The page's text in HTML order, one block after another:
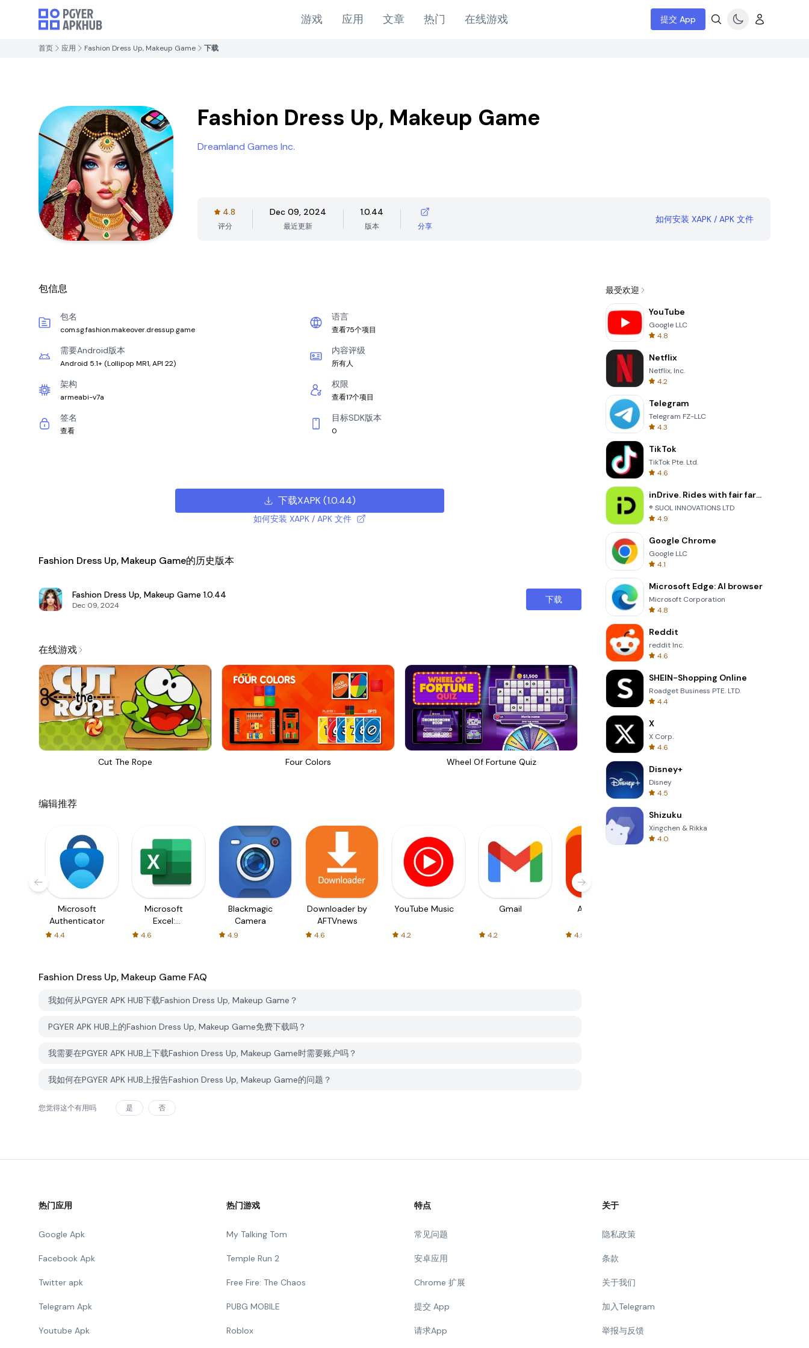
游戏 应用 文章 热门 在线游戏 提交 App
首页 应用 Fashion Dress Up, Makeup Game 下载
Fashion Dress Up, Makeup Game
Dreamland Games Inc.
4.8
评分
Dec 09, 2024
最近更新
1.0.44
版本 分享
如何安装 XAPK / APK 文件
包信息
包名
com.sg.fashion.makeover.dressup.game
语言
查看75个项目
需要Android版本
Android 5.1+ (Lollipop MR1, API 22)
内容评级
所有人
架构
armeabi-v7a
权限
查看17个项目
签名
查看
目标SDK版本
0
下载XAPK(1.0.44)
如何安装 XAPK / APK 文件
Fashion Dress Up, Makeup Game的历史版本
Fashion Dress Up, Makeup Game 1.0.44
Dec 09, 2024
下载
在线游戏
Cut The Rope Four Colors Wheel Of Fortune Quiz
编辑推荐
Microsoft
Authenticator
4.4
Microsoft
Excel:
Spreadsheets
4.6
Blackmagic
Camera
4.9
Downloader by
AFTVnews
4.6
YouTube Music
4.2
Gmail
4.2
AliExpress
4.5
Fashion Dress Up, Makeup Game FAQ
我如何从PGYER APK HUB下载Fashion Dress Up, Makeup Game？
PGYER APK HUB上的Fashion Dress Up, Makeup Game免费下载吗？
我需要在PGYER APK HUB上下载Fashion Dress Up, Makeup Game时需要账户吗？
我如何在PGYER APK HUB上报告Fashion Dress Up, Makeup Game的问题？
您觉得这个有用吗 是 否
最受欢迎
YouTube
Google LLC
4.8
Netflix
Netflix, Inc.
4.2
Telegram
Telegram FZ-LLC
4.3
TikTok
TikTok Pte. Ltd.
4.6
inDrive. Rides with fair fares
® SUOL INNOVATIONS LTD
4.9
Google Chrome
Google LLC
4.1
Microsoft Edge: AI browser
Microsoft Corporation
4.8
Reddit
reddit Inc.
4.6
SHEIN-Shopping Online
Roadget Business PTE. LTD.
4.4
X
X Corp.
4.6
Disney+
Disney
4.5
Shizuku
Xingchen & Rikka
4.0
热门应用
Google Apk
Facebook Apk
Twitter apk
Telegram Apk
Youtube Apk
热门游戏
My Talking Tom
Temple Run 2
Free Fire: The Chaos
PUBG MOBILE
Roblox
特点
常见问题
安卓应用
Chrome 扩展
提交 App
请求App
关于
隐私政策
条款
关于我们
加入Telegram
举报与反馈